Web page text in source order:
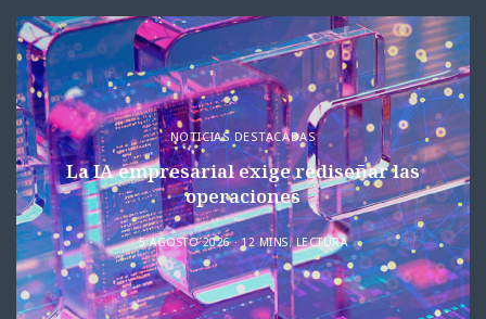
NOTICIAS DESTACADAS
La IA empresarial exige rediseñar las
operaciones
5 AGOSTO 2026 12 MINS. LECTURA